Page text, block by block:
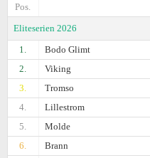
Pos.
Eliteserien 2026
1.
Bodo Glimt
2.
Viking
3.
Tromso
4.
Lillestrom
5.
Molde
6.
Brann